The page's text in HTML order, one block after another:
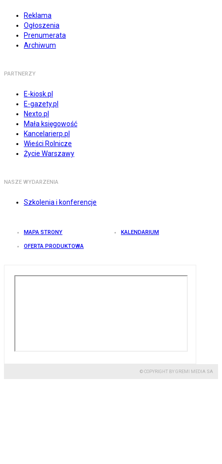
Reklama
Ogłoszenia
Prenumerata
Archiwum
PARTNERZY
E-kiosk.pl
E-gazety.pl
Nexto.pl
Mała księgowość
Kancelarierp.pl
Wieści Rolnicze
Życie Warszawy
NASZE WYDARZENIA
Szkolenia i konferencje
MAPA STRONY KALENDARIUM
OFERTA PRODUKTOWA
© COPYRIGHT BY GREMI MEDIA SA